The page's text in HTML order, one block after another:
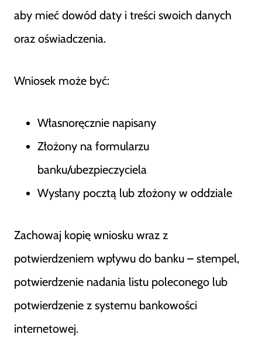
aby mieć dowód daty i treści swoich danych
oraz oświadczenia.
Wniosek może być:
Własnoręcznie napisany
Złożony na formularzu
banku/ubezpieczyciela
Wysłany pocztą lub złożony w oddziale
Zachowaj kopię wniosku wraz z
potwierdzeniem wpływu do banku – stempel,
potwierdzenie nadania listu poleconego lub
potwierdzenie z systemu bankowości
internetowej.